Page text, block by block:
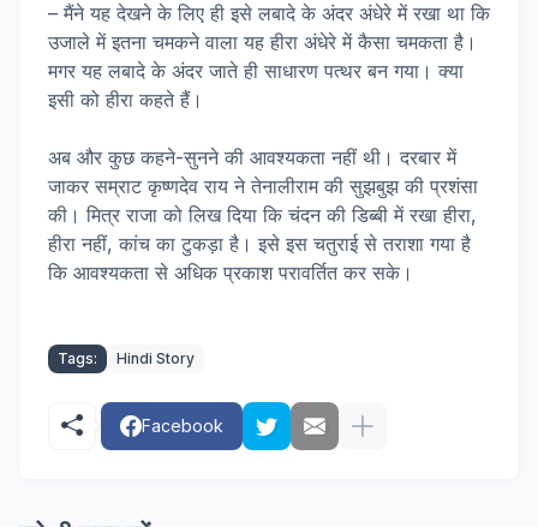
– मैंने यह देखने के लिए ही इसे लबादे के अंदर अंधेरे में रखा था कि
उजाले में इतना चमकने वाला यह हीरा अंधेरे में कैसा चमकता है।
मगर यह लबादे के अंदर जाते ही साधारण पत्थर बन गया। क्या
इसी को हीरा कहते हैं।
अब और कुछ कहने-सुनने की आवश्यकता नहीं थी। दरबार में
जाकर सम्राट कृष्णदेव राय ने तेनालीराम की सुझबुझ की प्रशंसा
की। मित्र राजा को लिख दिया कि चंदन की डिब्बी में रखा हीरा,
हीरा नहीं, कांच का टुकड़ा है। इसे इस चतुराई से तराशा गया है
कि आवश्यकता से अधिक प्रकाश परावर्तित कर सके।
Tags: Hindi Story
Facebook